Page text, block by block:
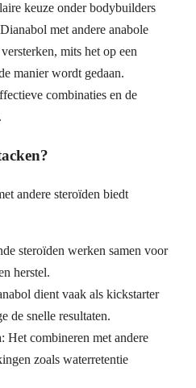
keuze onder bodybuilders
met andere anabole
mits het op een
manier wordt gedaan.
combinaties en de
andere steroïden biedt
steroïden werken samen voor
herstel.
dient vaak als kickstarter
de snelle resultaten.
: Het combineren met andere
zoals waterretentie